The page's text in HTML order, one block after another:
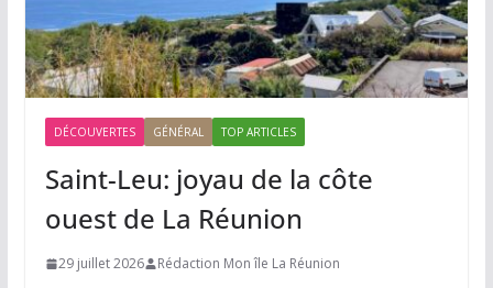
DÉCOUVERTES GÉNÉRAL TOP ARTICLES
Saint-Leu: joyau de la côte
ouest de La Réunion
29 juillet 2026 Rédaction Mon île La Réunion